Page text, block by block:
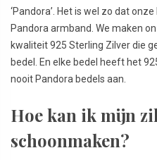
‘Pandora’. Het is wel zo dat
Pandora armband. We maken
kwaliteit 925 Sterling Zilver die
bedel. En elke bedel heeft het
nooit Pandora bedels aan.
Hoe kan ik mijn
schoonmaken?